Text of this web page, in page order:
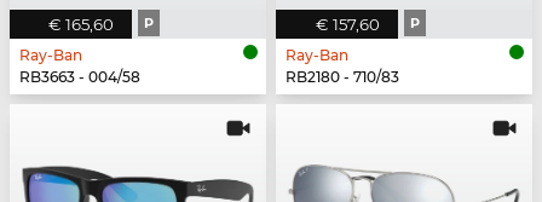
€ 165,60 P
Ray-Ban
RB3663 - 004/58
€ 157,60 P
Ray-Ban
RB2180 - 710/83